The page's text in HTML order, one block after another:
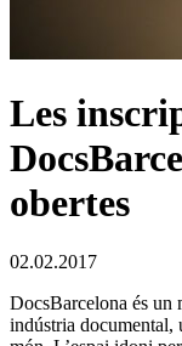
Les
obertes
02.02.2017
DocsBarcelona és un
indústria documental,